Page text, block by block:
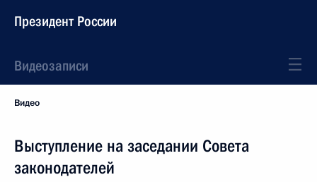
Президент России
Видеозаписи
Видео
Выступление на заседании Совета
законодателей